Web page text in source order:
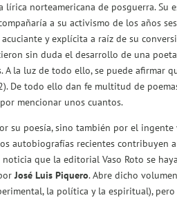
lírica norteamericana de posguerra.
a su activismo de los años
y explícita a raíz de su
sin duda el desarrollo de una
A la luz de todo ello, se puede
. De todo ello dan fe multitud de
mencionar unos cuantos.
su poesía, sino también por el
autobiografías recientes
que la editorial Vaso Roto se
José Luis Piquero. Abre dicho
la política y la espiritual),